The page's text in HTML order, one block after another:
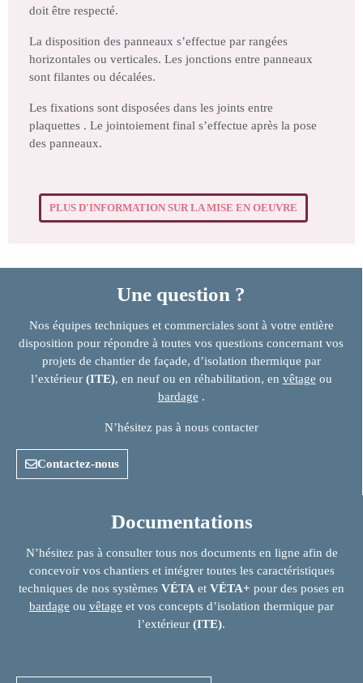
doit être respecté.
La disposition des panneaux s’effectue par rangées
horizontales ou verticales. Les jonctions entre panneaux
sont filantes ou décalées.
Les fixations sont disposées dans les joints entre
plaquettes . Le jointoiement final s’effectue après la pose
des panneaux.
PLUS D'INFORMATION SUR LA MISE EN OEUVRE
Une question ?
Nos équipes techniques et commerciales sont à votre entière
disposition pour répondre à toutes vos questions concernant vos
projets de chantier de façade, d’isolation thermique par
l’extérieur (ITE), en neuf ou en réhabilitation, en vêtage ou
bardage .
N’hésitez pas à nous contacter
Contactez-nous
Documentations
N’hésitez pas à consulter tous nos documents en ligne afin de
concevoir vos chantiers et intégrer toutes les caractéristiques
techniques de nos systèmes VÉTA et VÉTA+ pour des poses en
bardage ou vêtage et vos concepts d’isolation thermique par
l’extérieur (ITE).